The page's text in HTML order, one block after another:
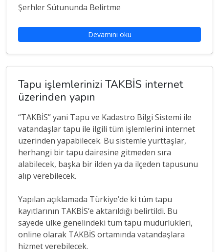
Şerhler Sütununda Belirtme
Devamını oku
Tapu işlemlerinizi TAKBİS internet
üzerinden yapın
“TAKBİS” yani Tapu ve Kadastro Bilgi Sistemi ile
vatandaşlar tapu ile ilgili tüm işlemlerini internet
üzerinden yapabilecek. Bu sistemle yurttaşlar,
herhangi bir tapu dairesine gitmeden sıra
alabilecek, başka bir ilden ya da ilçeden tapusunu
alıp verebilecek.
Yapılan açıklamada Türkiye’de ki tüm tapu
kayıtlarının TAKBİS‘e aktarıldığı belirtildi. Bu
sayede ülke genelindeki tüm tapu müdürlükleri,
online olarak TAKBİS ortamında vatandaşlara
hizmet verebilecek.